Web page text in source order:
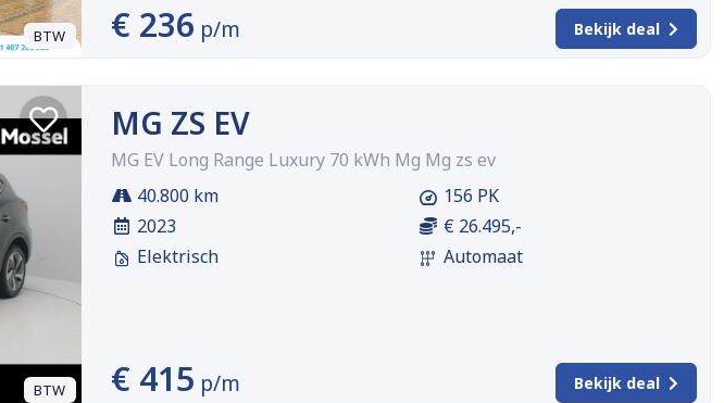
BTW € 236 p/m Bekijk deal
BTW
MG ZS EV
MG EV Long Range Luxury 70 kWh Mg Mg zs ev
40.800 km
2023
Elektrisch
156 PK
€ 26.495,-
Automaat
€ 415 p/m Bekijk deal